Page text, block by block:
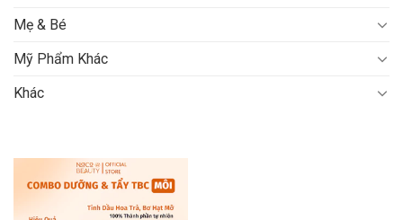
Mẹ & Bé
Mỹ Phẩm Khác
Khác